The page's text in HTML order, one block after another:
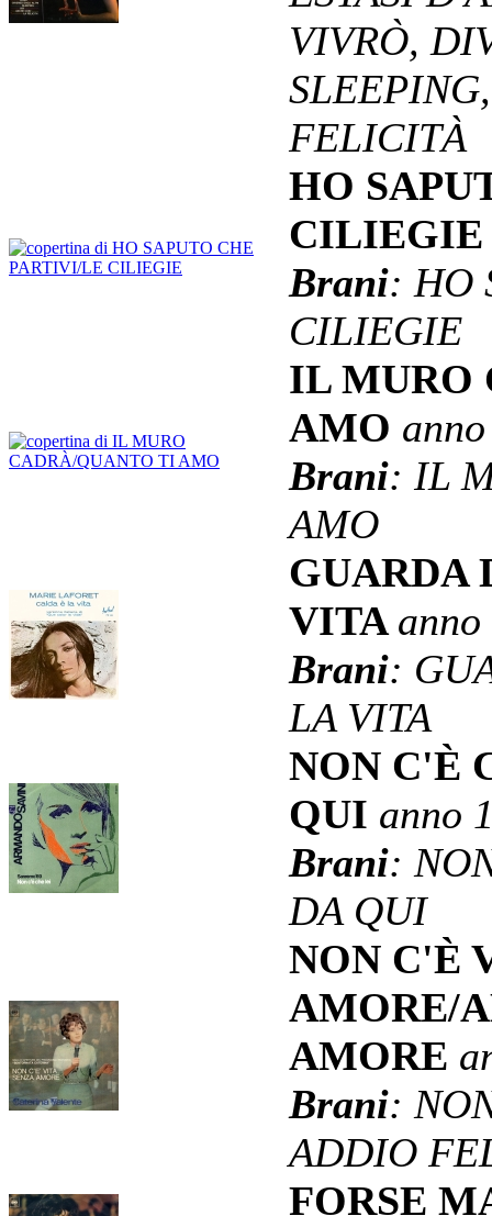
VIVRÒ,
FELICITÀ
HO
Brani: HO
CILIEGIE
IL MURO
AMO
Brani: IL
AMO
GUARDA
VITA
Brani:
LA VITA
NON C'È
QUI anno
Brani:
DA QUI
NON C'È
AMORE/
AMORE
Brani:
ADDIO
FORSE